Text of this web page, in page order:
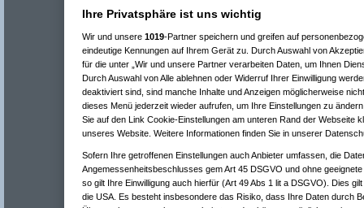
Ihre Privatsphäre ist uns wichtig
Wir und unsere 1019-Partner speichern und greifen auf
eindeutige Kennungen auf Ihrem Gerät zu. Durch Auswahl von
für die unter „Wir und unsere Partner verarbeiten Daten, um Ihnen
Durch Auswahl von Alle ablehnen oder Widerruf Ihrer Einwilligung
deaktiviert sind, sind manche Inhalte und Anzeigen möglicherweise
dieses Menü jederzeit wieder aufrufen, um Ihre Einstellungen zu
Sie auf den Link Cookie-Einstellungen am unteren Rand der Webseite
unseres Website. Weitere Informationen finden Sie in unserer
Sofern Ihre getroffenen Einstellungen auch Anbieter umfassen, die
Angemessenheitsbeschlusses gem Art 45 DSGVO und ohne
so gilt Ihre Einwilligung auch hierfür (Art 49 Abs 1 lit a DSGVO). Dies
die USA. Es besteht insbesondere das Risiko, dass Ihre Daten durch